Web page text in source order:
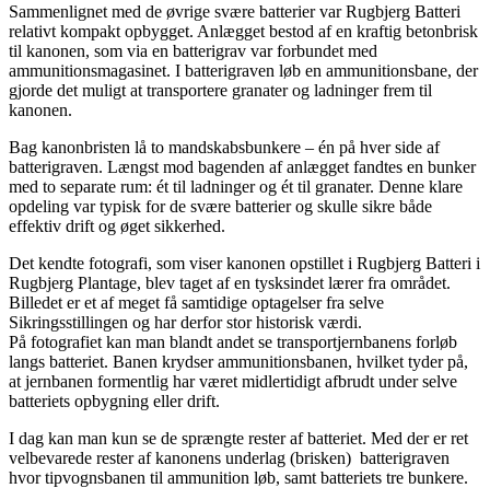
Sammenlignet med de øvrige svære batterier var Rugbjerg Batteri
relativt kompakt opbygget. Anlægget bestod af en kraftig betonbrisk
til kanonen, som via en batterigrav var forbundet med
ammunitionsmagasinet. I batterigraven løb en ammunitionsbane, der
gjorde det muligt at transportere granater og ladninger frem til
kanonen.
Bag kanonbristen lå to mandskabsbunkere – én på hver side af
batterigraven. Længst mod bagenden af anlægget fandtes en bunker
med to separate rum: ét til ladninger og ét til granater. Denne klare
opdeling var typisk for de svære batterier og skulle sikre både
effektiv drift og øget sikkerhed.
Det kendte fotografi, som viser kanonen opstillet i Rugbjerg Batteri i
Rugbjerg Plantage, blev taget af en tysksindet lærer fra området.
Billedet er et af meget få samtidige optagelser fra selve
Sikringsstillingen og har derfor stor historisk værdi.
På fotografiet kan man blandt andet se transportjernbanens forløb
langs batteriet. Banen krydser ammunitionsbanen, hvilket tyder på,
at jernbanen formentlig har været midlertidigt afbrudt under selve
batteriets opbygning eller drift.
I dag kan man kun se de sprængte rester af batteriet. Med der er ret
velbevarede rester af kanonens underlag (brisken) batterigraven
hvor tipvognsbanen til ammunition løb, samt batteriets tre bunkere.